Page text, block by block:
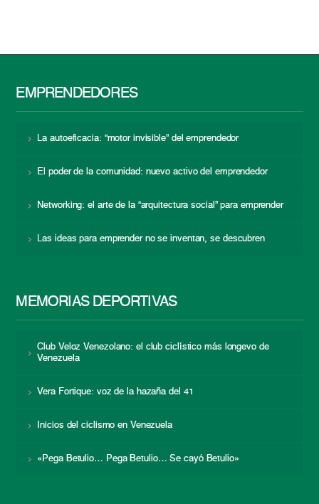
EMPRENDEDORES
La autoeficacia: “motor invisible” del emprendedor
El poder de la comunidad: nuevo activo del emprendedor
Networking: el arte de la “arquitectura social” para emprender
Las ideas para emprender no se inventan, se descubren
MEMORIAS DEPORTIVAS
Club Veloz Venezolano: el club ciclístico más longevo de
Venezuela
Vera Fortique: voz de la hazaña del 41
Inicios del ciclismo en Venezuela
«Pega Betulio… Pega Betulio… Se cayó Betulio»